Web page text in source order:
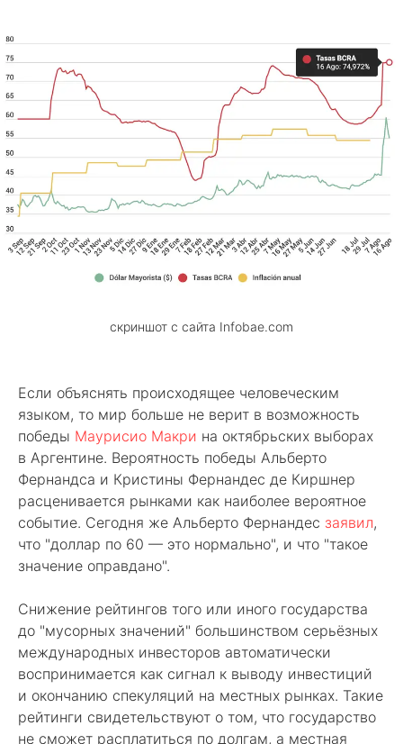
скриншот с сайта Infobae.com
Если объяснять происходящее человеческим
языком, то мир больше не верит в возможность
победы Маурисио Макри на октябрьских выборах
в Аргентине. Вероятность победы Альберто
Фернандса и Кристины Фернандес де Киршнер
расценивается рынками как наиболее вероятное
событие. Сегодня же Альберто Фернандес заявил,
что "доллар по 60 — это нормально", и что "такое
значение оправдано".
Снижение рейтингов того или иного государства
до "мусорных значений" большинством серьёзных
международных инвесторов автоматически
воспринимается как сигнал к выводу инвестиций
и окончанию спекуляций на местных рынках. Такие
рейтинги свидетельствуют о том, что государство
не сможет расплатиться по долгам, а местная